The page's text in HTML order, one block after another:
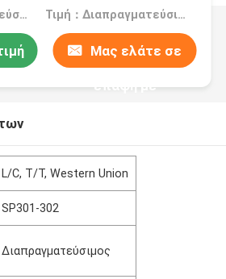
MOQ：Διαπραγματεύσιμος Τιμή：Διαπραγματεύσιμος
Μας ελάτε σε
επαφή με
L/C, T/T, Western Union
SP301-302
Διαπραγματεύσιμος